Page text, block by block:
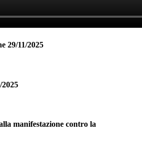
29/11/2025
2025
manifestazione contro la